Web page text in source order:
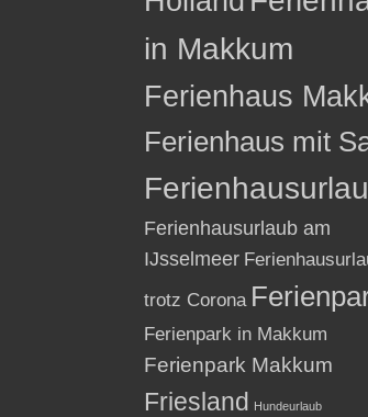
in Makkum
Ferienhaus
Ferienhaus mit
Ferienhausurlaub am
IJsselmeer
trotz Corona
Ferienpark in Makkum
Ferienpark Makkum
Friesland Hundeurlaub